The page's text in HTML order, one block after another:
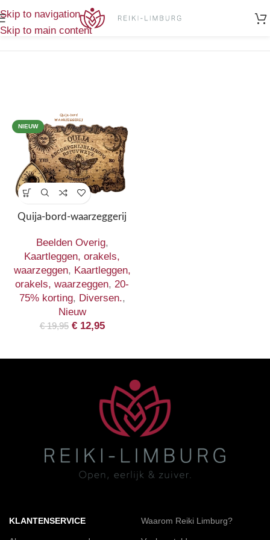
Skip to navigation
Skip to main content
Kaartleggen, orakels, waarzeggen
NIEUW
Quija-bord-waarzeggerij
Beelden Overig,
Kaartleggen, orakels,
waarzeggen, Kaartleggen,
orakels, waarzeggen, 20-
75% korting, Diversen.,
Nieuw
€19,95 €12,95
KLANTENSERVICE Waarom Reiki Limburg?